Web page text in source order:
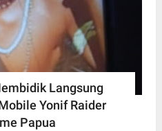
Langsung
Yonif Raider
Papua